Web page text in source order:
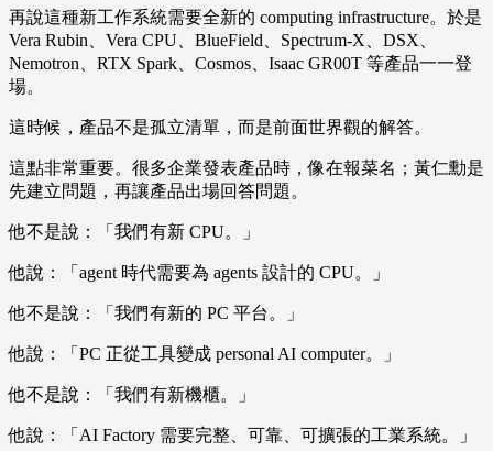
再說這種新工作系統需要全新的 computing infrastructure。於是
Vera Rubin、Vera CPU、BlueField、Spectrum-X、DSX、
Nemotron、RTX Spark、Cosmos、Isaac GR00T 等產品一一登
場。
這時候，產品不是孤立清單，而是前面世界觀的解答。
這點非常重要。很多企業發表產品時，像在報菜名；黃仁勳是
先建立問題，再讓產品出場回答問題。
他不是說：「我們有新 CPU。」
他說：「agent 時代需要為 agents 設計的 CPU。」
他不是說：「我們有新的 PC 平台。」
他說：「PC 正從工具變成 personal AI computer。」
他不是說：「我們有新機櫃。」
他說：「AI Factory 需要完整、可靠、可擴張的工業系統。」